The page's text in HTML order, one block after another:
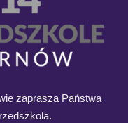
zaprasza Państwa